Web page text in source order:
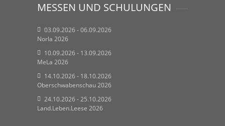
MESSEN UND SCHULUNGEN
03.09.2026 - 06.09.2026
Norla 2026
10.09.2026 - 13.09.2026
MeLa 2026
14.10.2026 - 18.10.2026
Oberschwabenschau 2026
24.10.2026 - 25.10.2026
Land.Leben.Leese 2026